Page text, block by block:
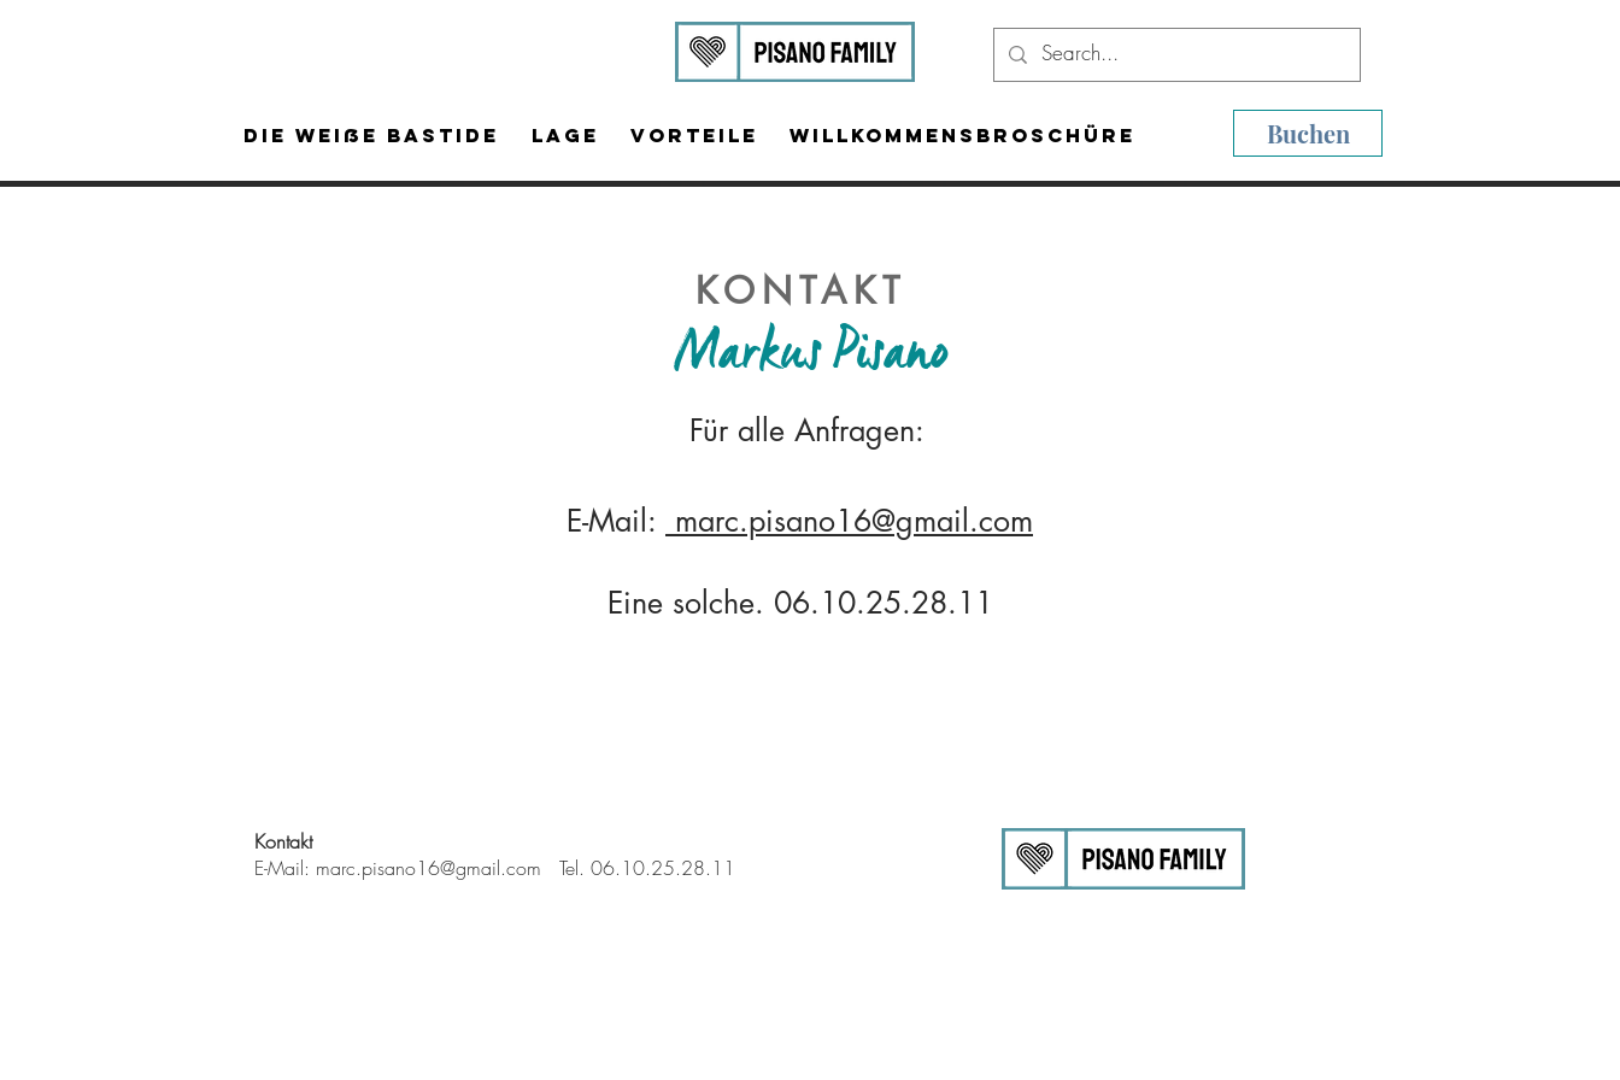
Die Weiße Bastide Lage Vorteile Willkommensbroschüre Buchen
KONTAKT
Markus Pisano
Für alle Anfragen:
E-Mail: marc.pisano16@gmail.com
Eine solche. 06.10.25.28.11
Kontakt
E-Mail: marc.pisano16@gmail.com Tel. 06.10.25.28.11